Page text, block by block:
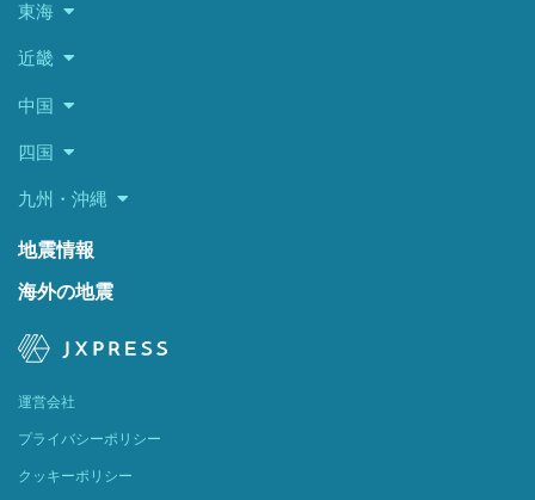
東海
近畿
中国
四国
九州・沖縄
地震情報
海外の地震
運営会社
プライバシーポリシー
クッキーポリシー